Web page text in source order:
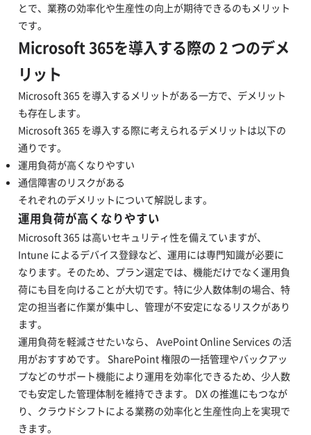
とで、業務の効率化や生産性の向上が期待できるのもメリット
です。
Microsoft 365を導入する際の 2 つのデメ
リット
Microsoft 365 を導入するメリットがある一方で、デメリット
も存在します。
Microsoft 365 を導入する際に考えられるデメリットは以下の
通りです。
運用負荷が高くなりやすい
通信障害のリスクがある
それぞれのデメリットについて解説します。
運用負荷が高くなりやすい
Microsoft 365 は高いセキュリティ性を備えていますが、
Intune によるデバイス登録など、運用には専門知識が必要に
なります。そのため、プラン選定では、機能だけでなく運用負
荷にも目を向けることが大切です。特に少人数体制の場合、特
定の担当者に作業が集中し、管理が不安定になるリスクがあり
ます。
運用負荷を軽減させたいなら、 AvePoint Online Services の活
用がおすすめです。 SharePoint 権限の一括管理やバックアッ
プなどのサポート機能により運用を効率化できるため、少人数
でも安定した管理体制を維持できます。 DX の推進にもつなが
り、クラウドシフトによる業務の効率化と生産性向上を実現で
きます。